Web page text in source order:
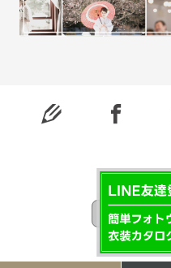
© 2026
モバイル